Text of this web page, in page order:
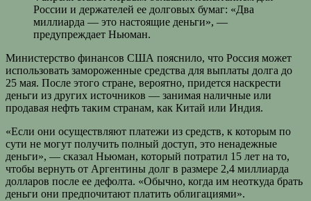
России и держателей ее долговых бумаг: «Два
миллиарда — это настоящие деньги», —
предупреждает Ньюман.
Министерство финансов США пояснило, что Россия может
использовать замороженные средства для выплаты долга до
25 мая. После этого стране, вероятно, придется наскрести
деньги из других источников — занимая наличные или
продавая нефть таким странам, как Китай или Индия.
«Если они осуществляют платежи из средств, к которым по
сути не могут получить полный доступ, это ненадежные
деньги», — сказал Ньюман, который потратил 15 лет на то,
чтобы вернуть от Аргентины долг в размере 2,4 миллиарда
долларов после ее дефолта. «Обычно, когда им неоткуда брать
деньги они предпочитают платить облигациями».